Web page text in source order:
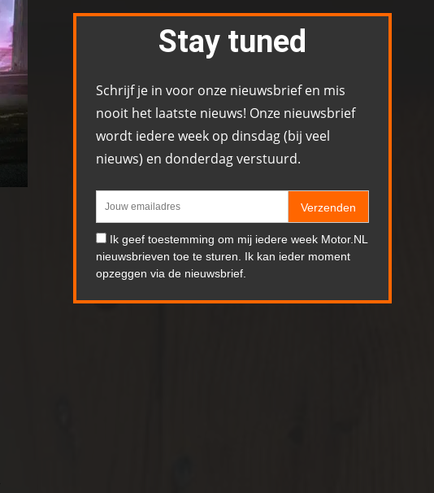
Stay tuned
Schrijf je in voor onze nieuwsbrief en mis
nooit het laatste nieuws! Onze nieuwsbrief
wordt iedere week op dinsdag (bij veel
nieuws) en donderdag verstuurd.
Verzenden
Ik geef toestemming om mij iedere week Motor.NL
nieuwsbrieven toe te sturen. Ik kan ieder moment
opzeggen via de nieuwsbrief.